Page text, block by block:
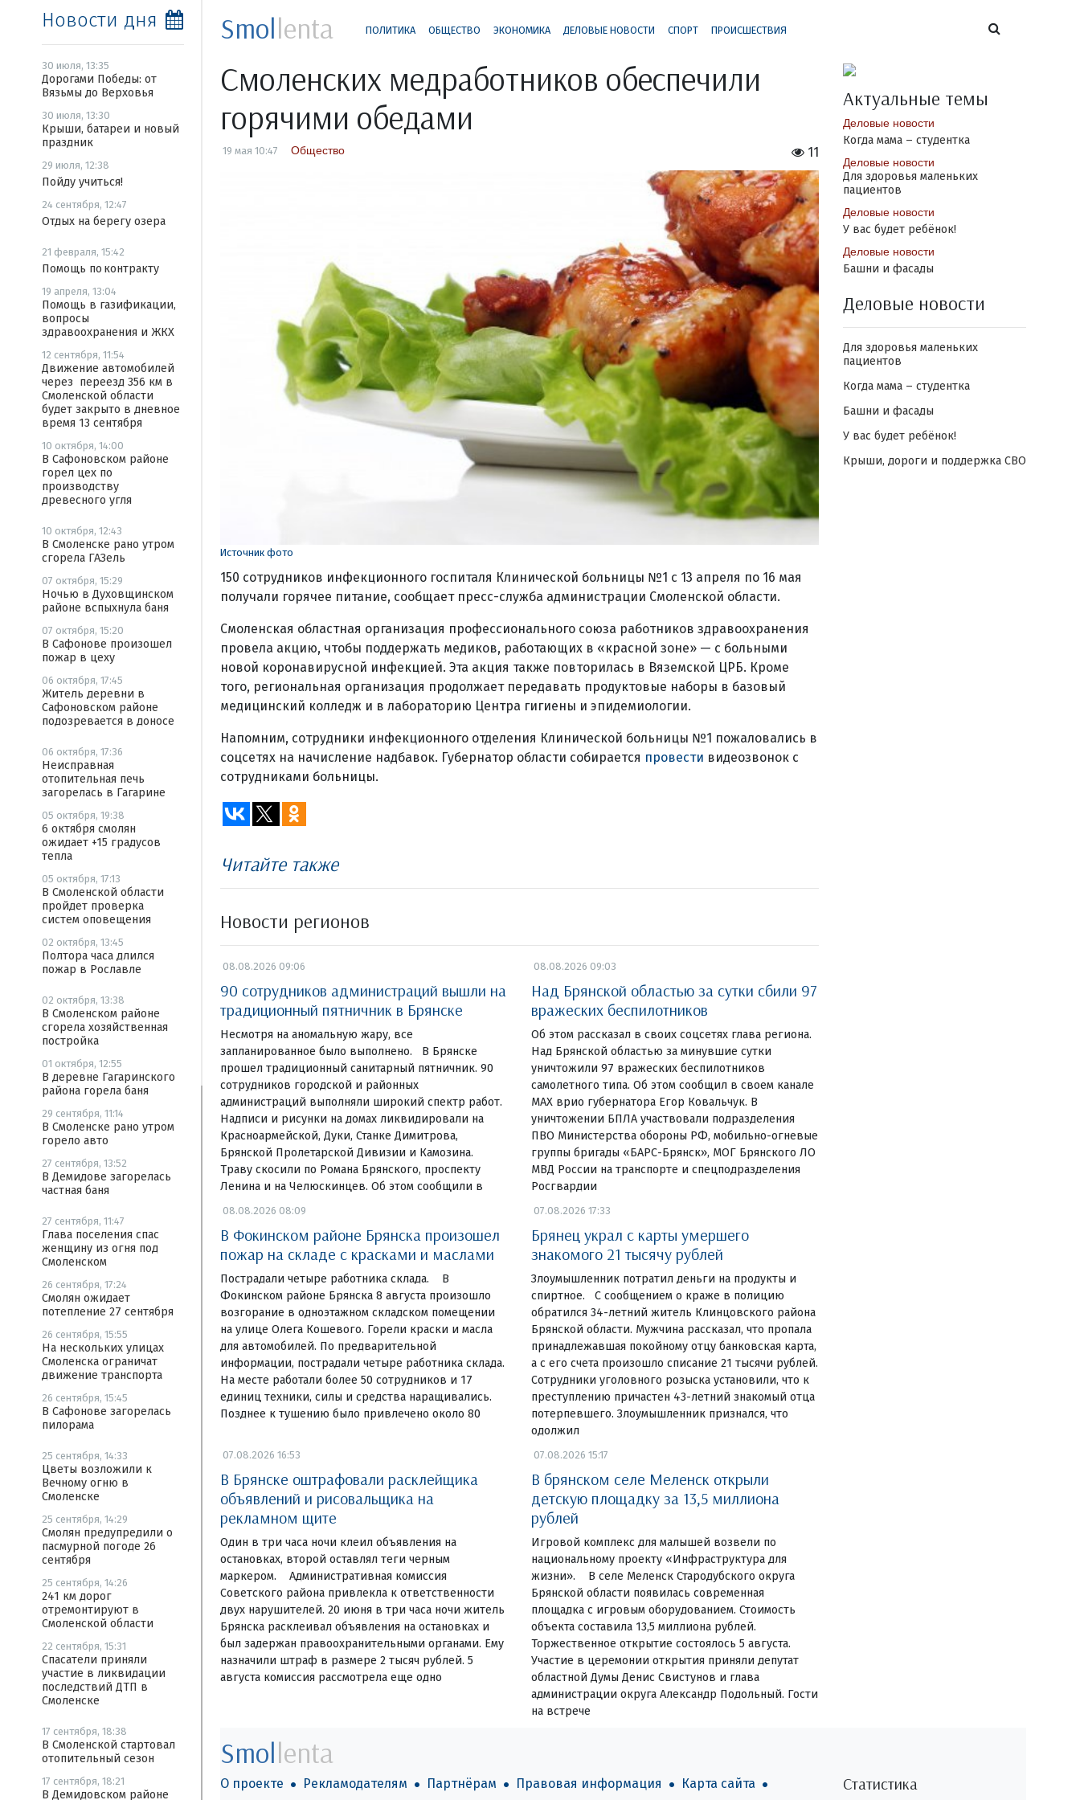
Новости дня
30 июля, 13:35
Дорогами Победы: от
Вязьмы до Верховья
30 июля, 13:30
Крыши, батареи и новый
праздник
29 июля, 12:38
Пойду учиться!
24 сентября, 12:47
Отдых на берегу озера
21 февраля, 15:42
Помощь по контракту
19 апреля, 13:04
Помощь в газификации,
вопросы
здравоохранения и ЖКХ
12 сентября, 11:54
Движение автомобилей
через переезд 356 км в
Смоленской области
будет закрыто в дневное
время 13 сентября
10 октября, 14:00
В Сафоновском районе
горел цех по
производству
древесного угля
10 октября, 12:43
В Смоленске рано утром
сгорела ГАЗель
07 октября, 15:29
Ночью в Духовщинском
районе вспыхнула баня
07 октября, 15:20
В Сафонове произошел
пожар в цеху
06 октября, 17:45
Житель деревни в
Сафоновском районе
подозревается в доносе
06 октября, 17:36
Неисправная
отопительная печь
загорелась в Гагарине
05 октября, 19:38
6 октября смолян
ожидает +15 градусов
тепла
05 октября, 17:13
В Смоленской области
пройдет проверка
систем оповещения
02 октября, 13:45
Полтора часа длился
пожар в Рославле
02 октября, 13:38
В Смоленском районе
сгорела хозяйственная
постройка
01 октября, 12:55
В деревне Гагаринского
района горела баня
29 сентября, 11:14
В Смоленске рано утром
горело авто
27 сентября, 13:52
В Демидове загорелась
частная баня
27 сентября, 11:47
Глава поселения спас
женщину из огня под
Смоленском
26 сентября, 17:24
Смолян ожидает
потепление 27 сентября
26 сентября, 15:55
На нескольких улицах
Смоленска ограничат
движение транспорта
26 сентября, 15:45
В Сафонове загорелась
пилорама
25 сентября, 14:33
Цветы возложили к
Вечному огню в
Смоленске
25 сентября, 14:29
Смолян предупредили о
пасмурной погоде 26
сентября
25 сентября, 14:26
241 км дорог
отремонтируют в
Смоленской области
22 сентября, 15:31
Спасатели приняли
участие в ликвидации
последствий ДТП в
Смоленске
17 сентября, 18:38
В Смоленской стартовал
отопительный сезон
17 сентября, 18:21
В Демидовском районе
Smollenta ПОЛИТИКА ОБЩЕСТВО ЭКОНОМИКА ДЕЛОВЫЕ НОВОСТИ СПОРТ ПРОИСШЕСТВИЯ
Смоленских медработников обеспечили
горячими обедами
11
19 мая 10:47 Общество
Источник фото
150 сотрудников инфекционного госпиталя Клинической больницы №1 с 13 апреля по 16 мая
получали горячее питание, сообщает пресс-служба администрации Смоленской области.
Смоленская областная организация профессионального союза работников здравоохранения
провела акцию, чтобы поддержать медиков, работающих в «красной зоне» — с больными
новой коронавирусной инфекцией. Эта акция также повторилась в Вяземской ЦРБ. Кроме
того, региональная организация продолжает передавать продуктовые наборы в базовый
медицинский колледж и в лабораторию Центра гигиены и эпидемиологии.
Напомним, сотрудники инфекционного отделения Клинической больницы №1 пожаловались в
соцсетях на начисление надбавок. Губернатор области собирается провести видеозвонок с
сотрудниками больницы.
Читайте также
Новости регионов
08.08.2026 09:06
90 сотрудников администраций вышли на
традиционный пятничник в Брянске
Несмотря на аномальную жару, все
запланированное было выполнено. В Брянске
прошел традиционный санитарный пятничник. 90
сотрудников городской и районных
администраций выполняли широкий спектр работ.
Надписи и рисунки на домах ликвидировали на
Красноармейской, Дуки, Станке Димитрова,
Брянской Пролетарской Дивизии и Камозина.
Траву скосили по Романа Брянского, проспекту
Ленина и на Челюскинцев. Об этом сообщили в
08.08.2026 09:03
Над Брянской областью за сутки сбили 97
вражеских беспилотников
Об этом рассказал в своих соцсетях глава региона.
Над Брянской областью за минувшие сутки
уничтожили 97 вражеских беспилотников
самолетного типа. Об этом сообщил в своем канале
МАХ врио губернатора Егор Ковальчук. В
уничтожении БПЛА участвовали подразделения
ПВО Министерства обороны РФ, мобильно-огневые
группы бригады «БАРС-Брянск», МОГ Брянского ЛО
МВД России на транспорте и спецподразделения
Росгвардии
08.08.2026 08:09
В Фокинском районе Брянска произошел
пожар на складе с красками и маслами
Пострадали четыре работника склада. В
Фокинском районе Брянска 8 августа произошло
возгорание в одноэтажном складском помещении
на улице Олега Кошевого. Горели краски и масла
для автомобилей. По предварительной
информации, пострадали четыре работника склада.
На месте работали более 50 сотрудников и 17
единиц техники, силы и средства наращивались.
Позднее к тушению было привлечено около 80
07.08.2026 17:33
Брянец украл с карты умершего
знакомого 21 тысячу рублей
Злоумышленник потратил деньги на продукты и
спиртное. С сообщением о краже в полицию
обратился 34-летний житель Клинцовского района
Брянской области. Мужчина рассказал, что пропала
принадлежавшая покойному отцу банковская карта,
а с его счета произошло списание 21 тысячи рублей.
Сотрудники уголовного розыска установили, что к
преступлению причастен 43-летний знакомый отца
потерпевшего. Злоумышленник признался, что
одолжил
07.08.2026 16:53
В Брянске оштрафовали расклейщика
объявлений и рисовальщика на
рекламном щите
Один в три часа ночи клеил объявления на
остановках, второй оставлял теги черным
маркером. Административная комиссия
Советского района привлекла к ответственности
двух нарушителей. 20 июня в три часа ночи житель
Брянска расклеивал объявления на остановках и
был задержан правоохранительными органами. Ему
назначили штраф в размере 2 тысяч рублей. 5
августа комиссия рассмотрела еще одно
07.08.2026 15:17
В брянском селе Меленск открыли
детскую площадку за 13,5 миллиона
рублей
Игровой комплекс для малышей возвели по
национальному проекту «Инфраструктура для
жизни». В селе Меленск Стародубского округа
Брянской области появилась современная
площадка с игровым оборудованием. Стоимость
объекта составила 13,5 миллиона рублей.
Торжественное открытие состоялось 5 августа.
Участие в церемонии открытия приняли депутат
областной Думы Денис Свистунов и глава
администрации округа Александр Подольный. Гости
на встрече
Актуальные темы
Деловые новости
Когда мама – студентка
Деловые новости
Для здоровья маленьких
пациентов
Деловые новости
У вас будет ребёнок!
Деловые новости
Башни и фасады
Деловые новости
Для здоровья маленьких
пациентов
Когда мама – студентка
Башни и фасады
У вас будет ребёнок!
Крыши, дороги и поддержка СВО
Smollenta
О проекте Рекламодателям Партнёрам Правовая информация Карта сайта Статистика